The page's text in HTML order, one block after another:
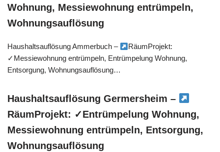
Wohnung, Messiewohnung entrümpeln,
Wohnungsauflösung
Haushaltsauflösung Ammerbuch –
RäumProjekt:
✓Messiewohnung entrümpeln, Entrümpelung Wohnung,
Entsorgung, Wohnungsauflösung…
Haushaltsauflösung Germersheim –
RäumProjekt: ✓Entrümpelung Wohnung,
Messiewohnung entrümpeln, Entsorgung,
Wohnungsauflösung